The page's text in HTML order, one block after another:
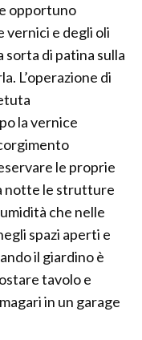
opportuno
e degli oli
di patina sulla
L’operazione di
la vernice
le proprie
notte le strutture
che nelle
spazi aperti e
il giardino è
tavolo e
in un garage